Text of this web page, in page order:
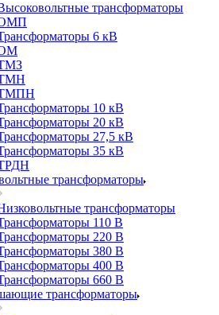
трансформаторы
6 кВ
10 кВ
20 кВ
27,5 кВ
35 кВ
трансформаторы
трансформаторы
110 В
220 В
380 В
400 В
660 В
трансформаторы